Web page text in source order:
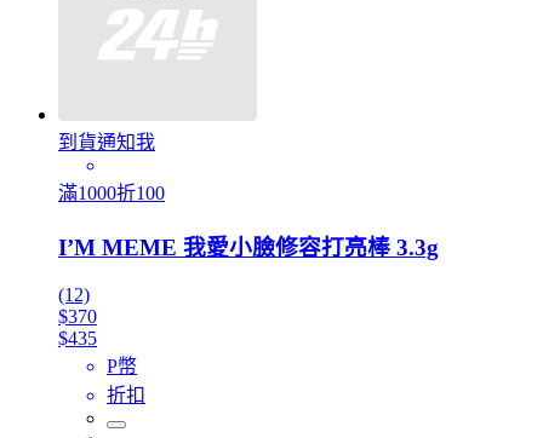
到貨通知我
滿1000折100
I’M MEME 我愛小臉修容打亮棒 3.3g
(12)
$370
$435
P幣
折扣